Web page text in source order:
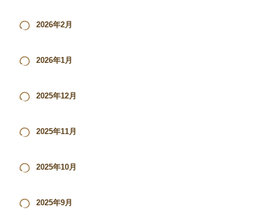
2026年2月
2026年1月
2025年12月
2025年11月
2025年10月
2025年9月